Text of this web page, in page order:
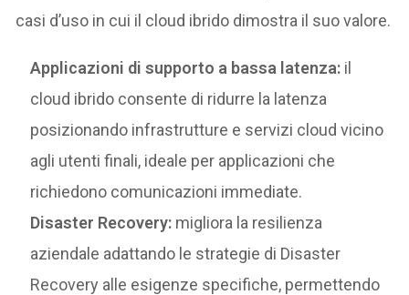
casi d’uso in cui il cloud ibrido dimostra il suo valore.
Applicazioni di supporto a bassa latenza: il
cloud ibrido consente di ridurre la latenza
posizionando infrastrutture e servizi cloud vicino
agli utenti finali, ideale per applicazioni che
richiedono comunicazioni immediate.
Disaster Recovery: migliora la resilienza
aziendale adattando le strategie di Disaster
Recovery alle esigenze specifiche, permettendo